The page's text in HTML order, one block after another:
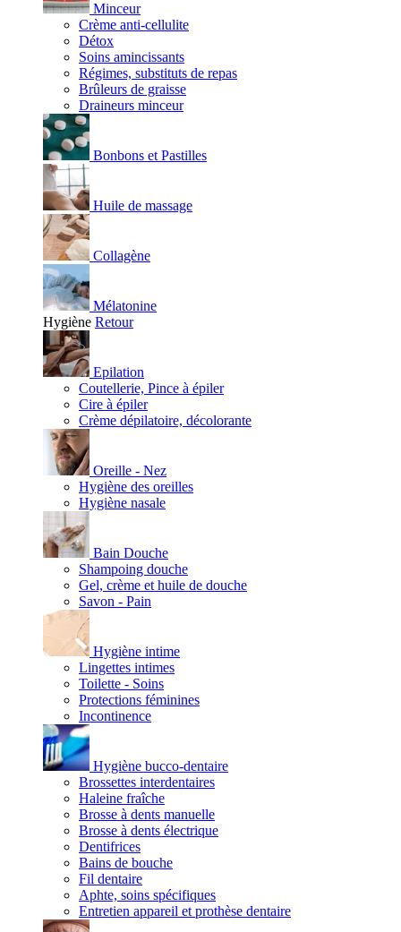
Minceur
Crème anti-cellulite
Détox
Soins amincissants
Régimes, substituts de repas
Brûleurs de graisse
Draineurs minceur
Bonbons et Pastilles
Huile de massage
Collagène
Mélatonine
Hygiène Retour
Epilation
Coutellerie, Pince à épiler
Cire à épiler
Crème dépilatoire, décolorante
Oreille - Nez
Hygiène des oreilles
Hygiène nasale
Bain Douche
Shampoing douche
Gel, crème et huile de douche
Savon - Pain
Hygiène intime
Lingettes intimes
Toilette - Soins
Protections féminines
Incontinence
Hygiène bucco-dentaire
Brossettes interdentaires
Haleine fraîche
Brosse à dents manuelle
Brosse à dents électrique
Dentifrices
Bains de bouche
Fil dentaire
Aphte, soins spécifiques
Entretien appareil et prothèse dentaire